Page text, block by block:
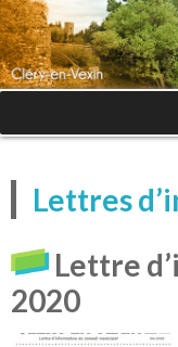
Lettres
Lettre
2020